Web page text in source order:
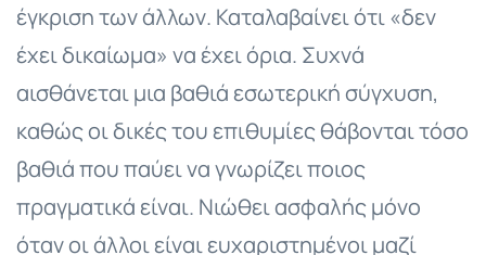
έγκριση των άλλων. Καταλαβαίνει ότι «δεν
έχει δικαίωμα» να έχει όρια. Συχνά
αισθάνεται μια βαθιά εσωτερική σύγχυση,
καθώς οι δικές του επιθυμίες θάβονται τόσο
βαθιά που παύει να γνωρίζει ποιος
πραγματικά είναι. Νιώθει ασφαλής μόνο
όταν οι άλλοι είναι ευχαριστημένοι μαζί